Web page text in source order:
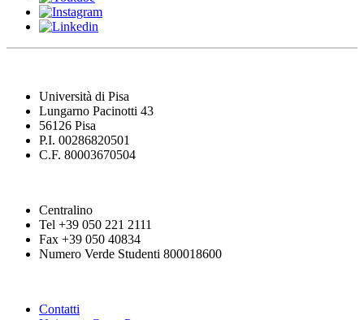
Università di Pisa
Lungarno Pacinotti 43
56126 Pisa
P.I. 00286820501
C.F. 80003670504
Centralino
Tel +39 050 221 2111
Fax +39 050 40834
Numero Verde Studenti 800018600
Contatti